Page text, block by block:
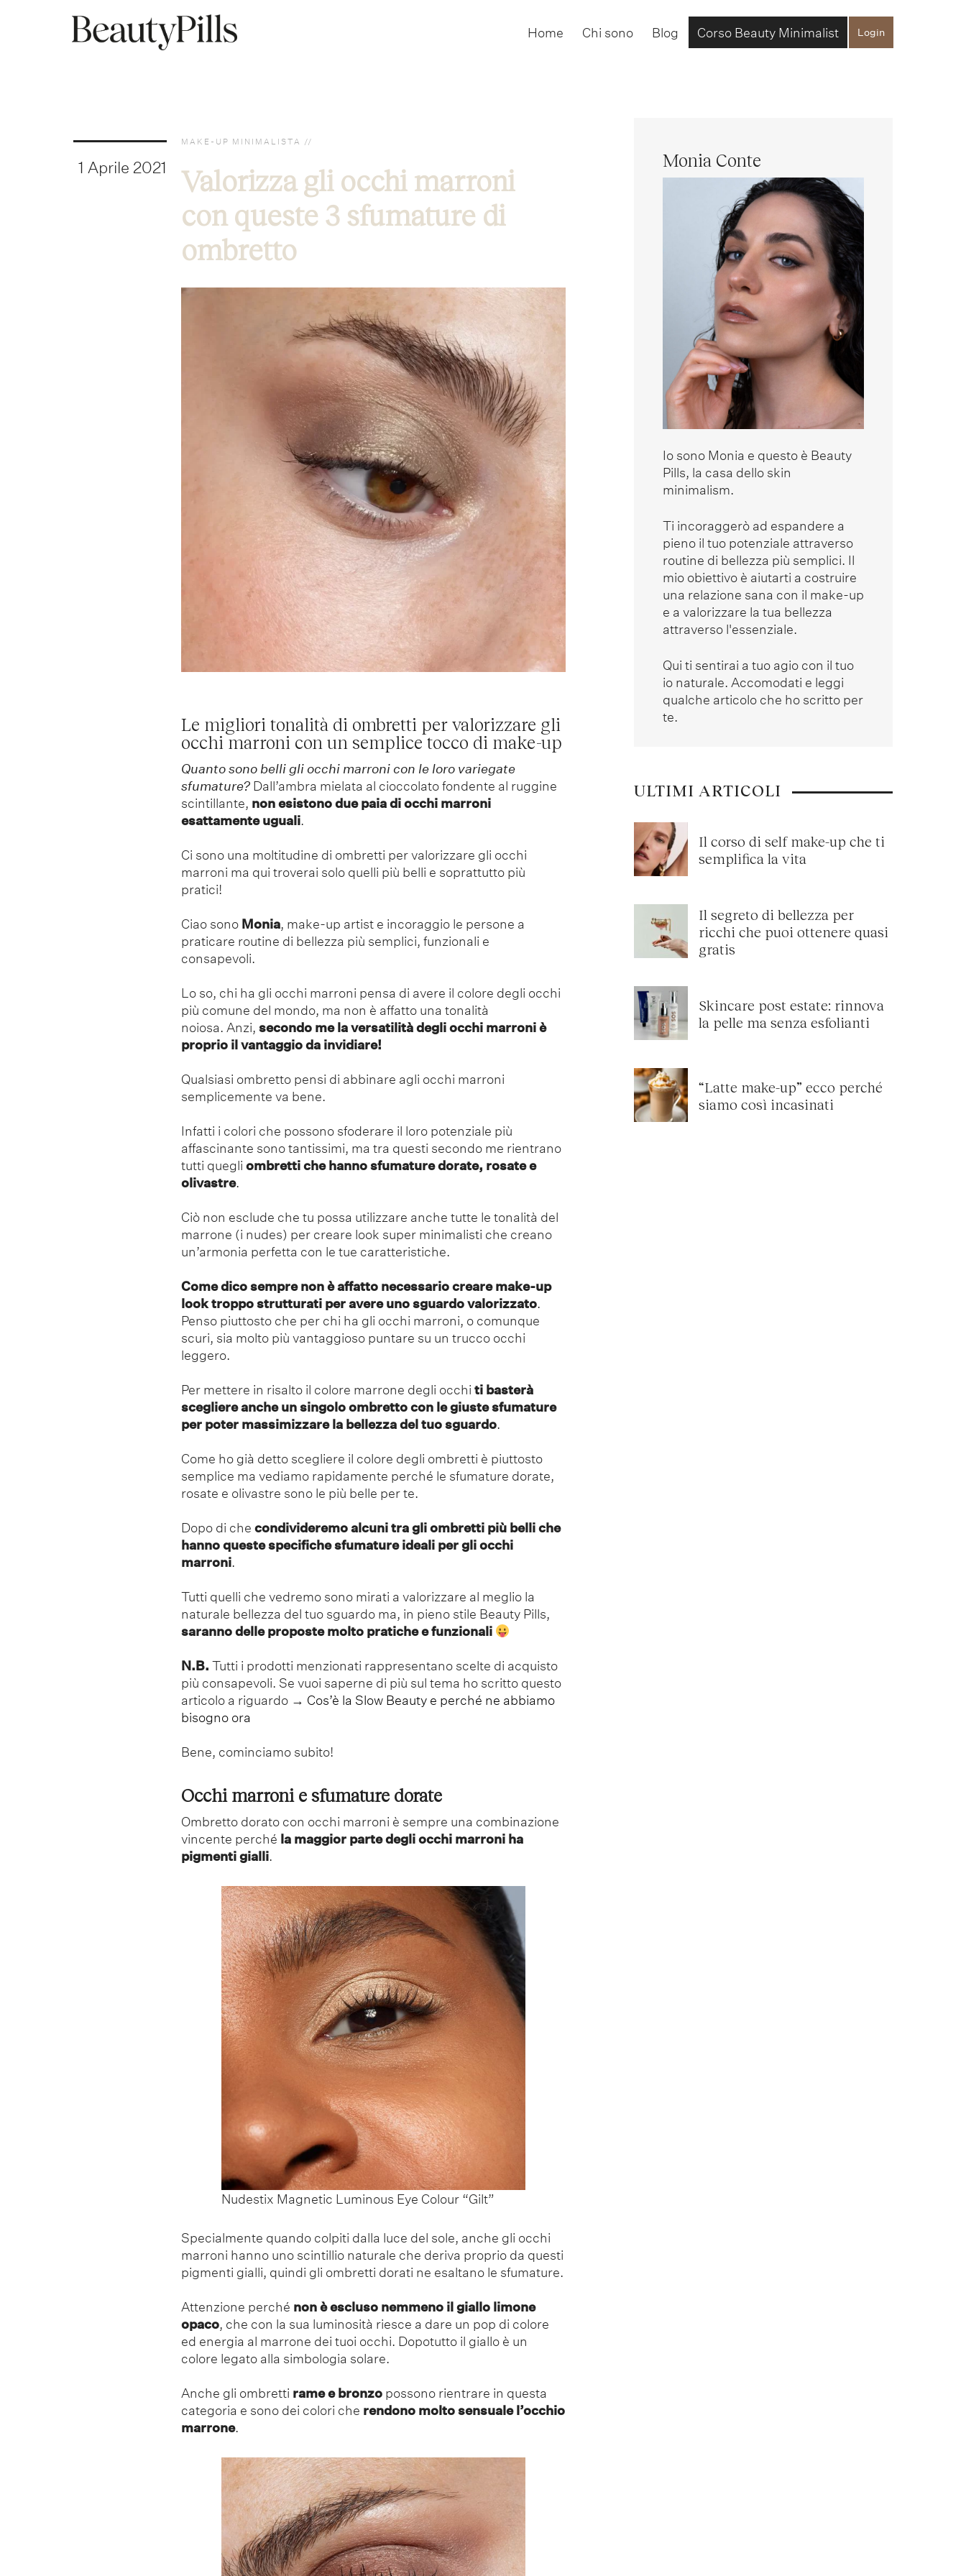
Login
Home Chi sono Blog Corso Beauty Minimalist
1 Aprile 2021
MAKE-UP MINIMALISTA
Valorizza gli occhi marroni
con queste 3 sfumature di
ombretto
Le migliori tonalità di ombretti per valorizzare gli
occhi marroni con un semplice tocco di make-up
Quanto sono belli gli occhi marroni con le loro variegate
sfumature? Dall’ambra mielata al cioccolato fondente al ruggine
scintillante, non esistono due paia di occhi marroni
esattamente uguali.
Ci sono una moltitudine di ombretti per valorizzare gli occhi
marroni ma qui troverai solo quelli più belli e soprattutto più
pratici!
Ciao sono Monia, make-up artist e incoraggio le persone a
praticare routine di bellezza più semplici, funzionali e
consapevoli.
Lo so, chi ha gli occhi marroni pensa di avere il colore degli occhi
più comune del mondo, ma non è affatto una tonalità
noiosa. Anzi, secondo me la versatilità degli occhi marroni è
proprio il vantaggio da invidiare!
Qualsiasi ombretto pensi di abbinare agli occhi marroni
semplicemente va bene.
Infatti i colori che possono sfoderare il loro potenziale più
affascinante sono tantissimi, ma tra questi secondo me rientrano
tutti quegli ombretti che hanno sfumature dorate, rosate e
olivastre.
Ciò non esclude che tu possa utilizzare anche tutte le tonalità del
marrone (i nudes) per creare look super minimalisti che creano
un’armonia perfetta con le tue caratteristiche.
Come dico sempre non è affatto necessario creare make-up
look troppo strutturati per avere uno sguardo valorizzato.
Penso piuttosto che per chi ha gli occhi marroni, o comunque
scuri, sia molto più vantaggioso puntare su un trucco occhi
leggero.
Per mettere in risalto il colore marrone degli occhi ti basterà
scegliere anche un singolo ombretto con le giuste sfumature
per poter massimizzare la bellezza del tuo sguardo.
Come ho già detto scegliere il colore degli ombretti è piuttosto
semplice ma vediamo rapidamente perché le sfumature dorate,
rosate e olivastre sono le più belle per te.
Dopo di che condivideremo alcuni tra gli ombretti più belli che
hanno queste specifiche sfumature ideali per gli occhi
marroni.
Tutti quelli che vedremo sono mirati a valorizzare al meglio la
naturale bellezza del tuo sguardo ma, in pieno stile Beauty Pills,
saranno delle proposte molto pratiche e funzionali
N.B. Tutti i prodotti menzionati rappresentano scelte di acquisto
più consapevoli. Se vuoi saperne di più sul tema ho scritto questo
articolo a riguardo → Cos’è la Slow Beauty e perché ne abbiamo
bisogno ora
Bene, cominciamo subito!
Occhi marroni e sfumature dorate
Ombretto dorato con occhi marroni è sempre una combinazione
vincente perché la maggior parte degli occhi marroni ha
pigmenti gialli.
Nudestix Magnetic Luminous Eye Colour “Gilt”
Specialmente quando colpiti dalla luce del sole, anche gli occhi
marroni hanno uno scintillio naturale che deriva proprio da questi
pigmenti gialli, quindi gli ombretti dorati ne esaltano le sfumature.
Attenzione perché non è escluso nemmeno il giallo limone
opaco, che con la sua luminosità riesce a dare un pop di colore
ed energia al marrone dei tuoi occhi. Dopotutto il giallo è un
colore legato alla simbologia solare.
Anche gli ombretti rame e bronzo possono rientrare in questa
categoria e sono dei colori che rendono molto sensuale l’occhio
marrone.
Monia Conte
Io sono Monia e questo è Beauty
Pills, la casa dello skin
minimalism.
Ti incoraggerò ad espandere a
pieno il tuo potenziale attraverso
routine di bellezza più semplici. Il
mio obiettivo è aiutarti a costruire
una relazione sana con il make-up
e a valorizzare la tua bellezza
attraverso l'essenziale.
Qui ti sentirai a tuo agio con il tuo
io naturale. Accomodati e leggi
qualche articolo che ho scritto per
te.
ULTIMI ARTICOLI
Il corso di self make-up che ti
semplifica la vita
Il segreto di bellezza per
ricchi che puoi ottenere quasi
gratis
Skincare post estate: rinnova
la pelle ma senza esfolianti
“Latte make-up” ecco perché
siamo così incasinati